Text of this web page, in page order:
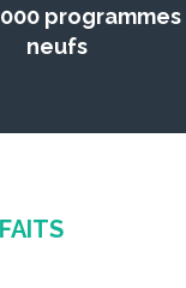
000 programmes
neufs